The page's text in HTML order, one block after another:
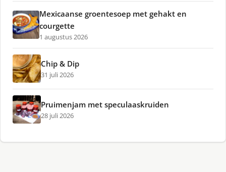
Mexicaanse groentesoep met gehakt en
courgette
1 augustus 2026
Chip & Dip
31 juli 2026
Pruimenjam met speculaaskruiden
28 juli 2026